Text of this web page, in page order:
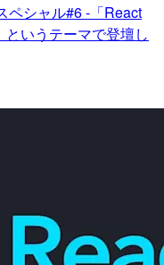
ペシャル#6 -「React
いうテーマで登壇し